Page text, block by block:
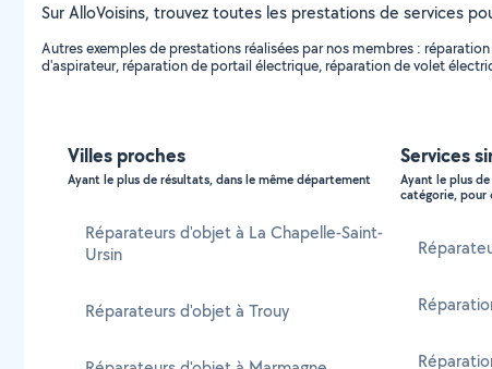
Sur AlloVoisins, trouvez toutes les prestations de services
Autres exemples de prestations réalisées par nos membres :
d'aspirateur, réparation de portail électrique, réparation de volet
Villes proches
Ayant le plus de résultats, dans le même département
Réparateurs d'objet à La Chapelle-Saint-
Ursin
Réparateurs d'objet à Trouy
Services
Ayant le plus
catégorie, pour